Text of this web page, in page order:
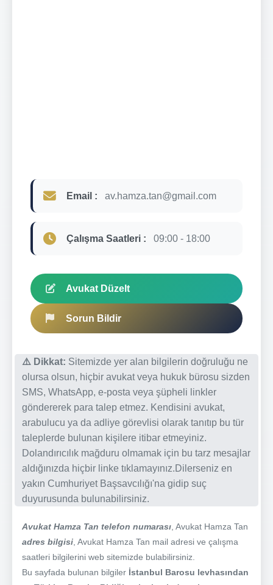
Email : av.hamza.tan@gmail.com
Çalışma Saatleri : 09:00 - 18:00
Avukat Düzelt
Sorun Bildir
⚠️ Dikkat: Sitemizde yer alan bilgilerin doğruluğu ne
olursa olsun, hiçbir avukat veya hukuk bürosu sizden
SMS, WhatsApp, e-posta veya şüpheli linkler
göndererek para talep etmez. Kendisini avukat,
arabulucu ya da adliye görevlisi olarak tanıtıp bu tür
taleplerde bulunan kişilere itibar etmeyiniz.
Dolandırıcılık mağduru olmamak için bu tarz mesajlar
aldığınızda hiçbir linke tıklamayınız.Dilerseniz en
yakın Cumhuriyet Başsavcılığı'na gidip suç
duyurusunda bulunabilirsiniz.
Avukat Hamza Tan telefon numarası , Avukat Hamza Tan
adres bilgisi , Avukat Hamza Tan mail adresi ve çalışma
saatleri bilgilerini web sitemizde bulabilirsiniz.
Bu sayfada bulunan bilgiler İstanbul Barosu levhasından